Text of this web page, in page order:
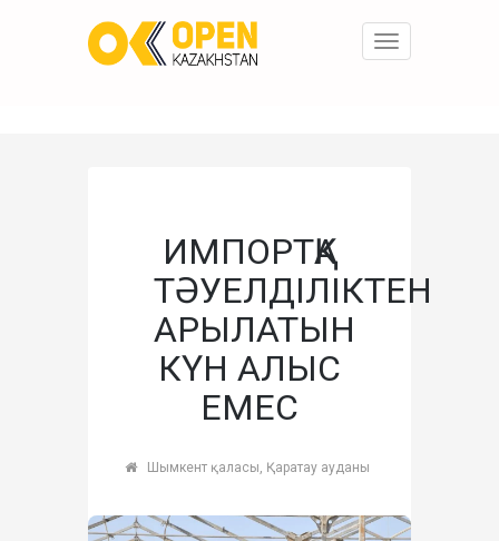
Toggle
ИМПОРТҚА
ТӘУЕЛДІЛІКТЕН
АРЫЛАТЫН
КҮН АЛЫС
ЕМЕС
Шымкент қаласы, Қаратау ауданы